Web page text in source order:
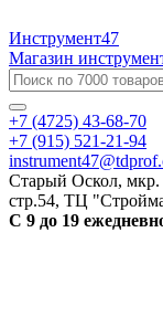
Инструмент47
Магазин
+7 (4725) 43-68-70
+7 (915) 521-21-94
Старый Оскол, мкр.
стр.54, ТЦ
С 9 до 19